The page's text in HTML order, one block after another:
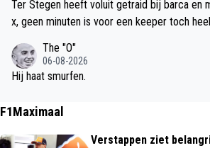
Ter Stegen heeft voluit getraid bij barca en
x, geen minuten is voor een keeper toch
The "O"
06-08-2026
Hij haat smurfen.
F1Maximaal
Verstappen ziet